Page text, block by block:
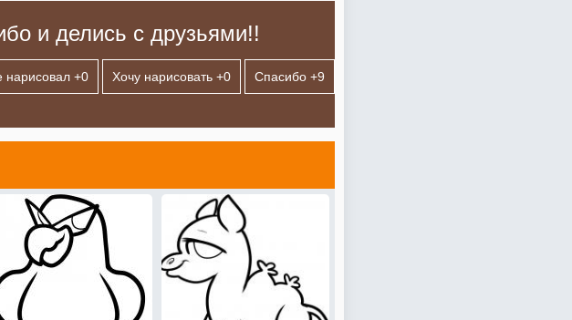
и делись с друзьями!!
нарисовал +0 Хочу нарисовать +0 Спасибо +9